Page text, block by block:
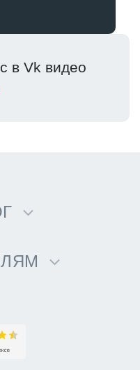
в Vk видео